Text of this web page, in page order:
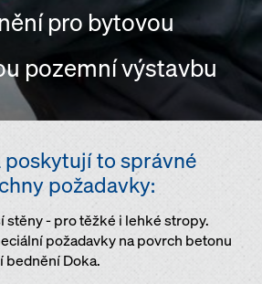
pro bytovou
pozemní výstavbu
poskytují to správné
požadavky:
stěny - pro těžké i lehké stropy.
požadavky na povrch betonu
bednění Doka.